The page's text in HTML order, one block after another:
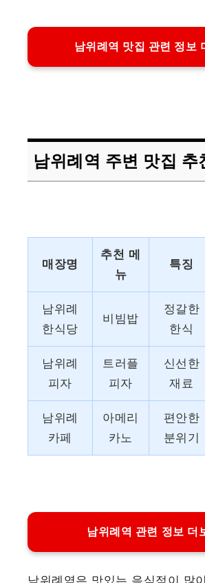
남위례역 맛집 관련 정보
남위례역 주변 맛집 추
매장명
추천 메
뉴
특징
남위례
한식당
비빔밥
정갈한
한식
남위례
피자
트러플
피자
신선한
재료
남위례
카페
아메리
카노
편안한
분위기
남위례역 관련 정보 더